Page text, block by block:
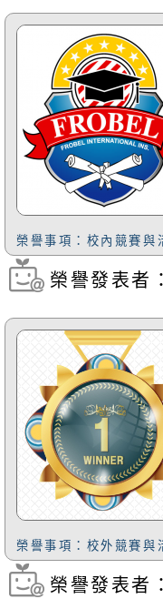
榮譽事項：校內競賽與
瀏覽次數：113
榮譽發表者
榮譽事項：校外競賽與
瀏覽次數：247
榮譽發表者